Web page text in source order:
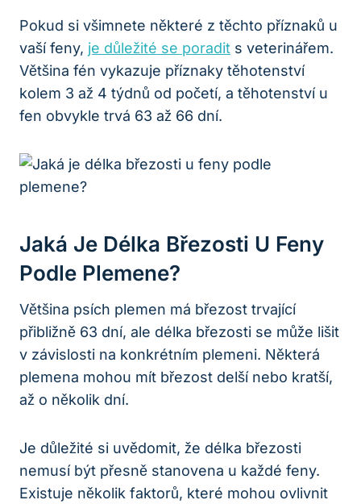
Pokud si všimnete některé z těchto příznaků u
vaší feny, je důležité se poradit s veterinářem.
Většina fén vykazuje příznaky těhotenství
kolem 3 až 4 týdnů od početí, a těhotenství u
fen obvykle trvá 63 až 66 dní.
Jaká Je Délka Březosti U Feny
Podle Plemene?
Většina psích plemen má březost trvající
přibližně 63 dní, ale délka březosti se může lišit
v závislosti na konkrétním plemeni. Některá
plemena mohou mít březost delší nebo kratší,
až o několik dní.
Je důležité si uvědomit, že délka březosti
nemusí být přesně stanovena u každé feny.
Existuje několik faktorů, které mohou ovlivnit